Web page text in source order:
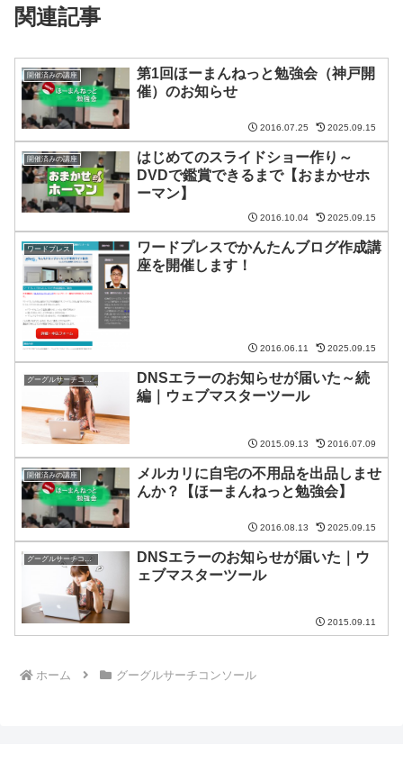
関連記事
開催済みの講座
第1回ほーまんねっと勉強会（神戸開
催）のお知らせ
2016.07.25 2025.09.15
開催済みの講座
はじめてのスライドショー作り～
DVDで鑑賞できるまで【おまかせホ
ーマン】
2016.10.04 2025.09.15
ワードプレス
ワードプレスでかんたんブログ作成講
座を開催します！
2016.06.11 2025.09.15
グーグルサーチコンソール
DNSエラーのお知らせが届いた～続
編｜ウェブマスターツール
2015.09.13 2016.07.09
開催済みの講座
メルカリに自宅の不用品を出品しませ
んか？【ほーまんねっと勉強会】
2016.08.13 2025.09.15
グーグルサーチコンソール
DNSエラーのお知らせが届いた｜ウ
ェブマスターツール
2015.09.11
ホーム グーグルサーチコンソール